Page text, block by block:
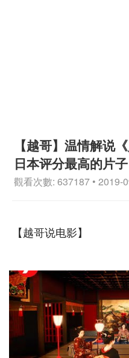
【越哥】温情解说
日本评分最高的片
觀看次數: 637187 • 2019-
【越哥说电影】